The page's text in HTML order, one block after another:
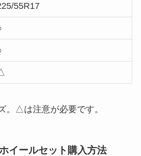
55R17
。△は注意が必要です。
イールセット購入方法